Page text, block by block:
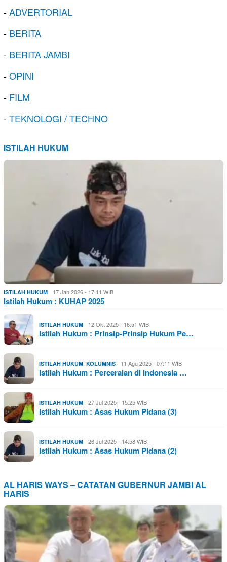
-ADVERTORIAL
- BERITA
- BERITA JAMBI
-OPINI
- FILM
-TEKNOLOGI / TECHNO
ISTILAH HUKUM
ISTILAH HUKUM 17 Jan 2026 - 17:11 WIB
Istilah Hukum : KUHAP 2025
ISTILAH HUKUM 12 Okt 2025 - 16:51 WIB
Istilah Hukum : Prinsip-Prinsip Hukum Pe…
ISTILAH HUKUM, KOLUMNIS 11 Agu 2025 - 07:11 WIB
Istilah Hukum : Perceraian di Indonesia …
ISTILAH HUKUM 27 Jul 2025 - 15:25 WIB
Istilah Hukum : Asas Hukum Pidana (3)
ISTILAH HUKUM 26 Jul 2025 - 14:58 WIB
Istilah Hukum : Asas Hukum Pidana (2)
AL HARIS WAYS – CATATAN GUBERNUR JAMBI AL
HARIS